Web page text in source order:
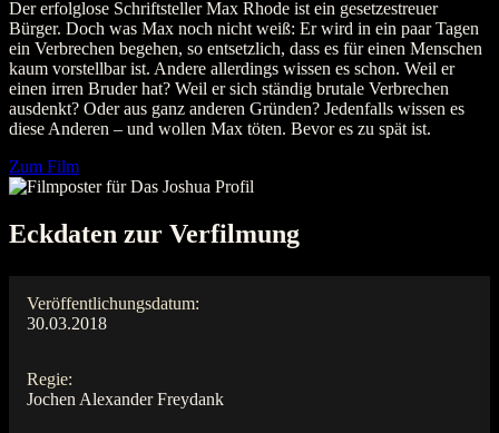
Der erfolglose Schriftsteller Max Rhode ist ein gesetzestreuer
Bürger. Doch was Max noch nicht weiß: Er wird in ein paar Tagen
ein Verbrechen begehen, so entsetzlich, dass es für einen Menschen
kaum vorstellbar ist. Andere allerdings wissen es schon. Weil er
einen irren Bruder hat? Weil er sich ständig brutale Verbrechen
ausdenkt? Oder aus ganz anderen Gründen? Jedenfalls wissen es
diese Anderen – und wollen Max töten. Bevor es zu spät ist.
Zum Film
Eckdaten zur Verfilmung
Veröffentlichungsdatum:
30.03.2018
Regie:
Jochen Alexander Freydank